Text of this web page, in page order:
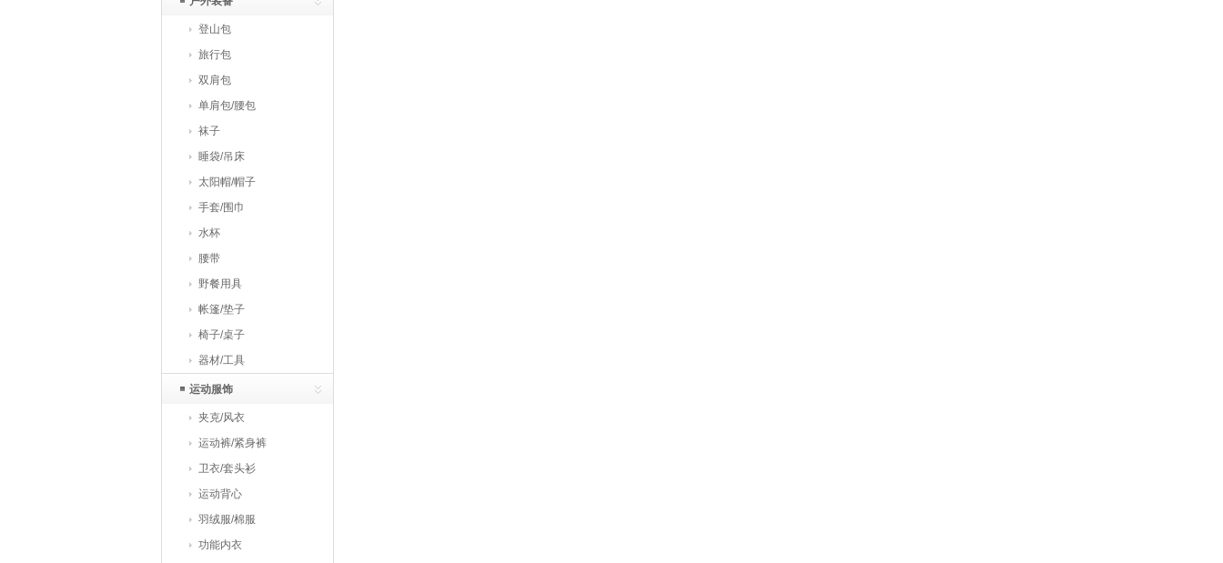
登山包
旅行包
双肩包
单肩包/腰包
袜子
睡袋/吊床
太阳帽/帽子
手套/围巾
水杯
腰带
野餐用具
帐篷/垫子
椅子/桌子
器材/工具
运动服饰
夹克/风衣
运动裤/紧身裤
卫衣/套头衫
运动背心
羽绒服/棉服
功能内衣